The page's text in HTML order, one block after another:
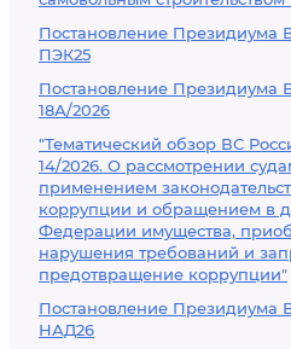
Постановление Президиума
ПЭК25
Постановление Президиума
18А/2026
"Тематический обзор ВС
14/2026. О рассмотрении
применением
коррупции и обращением в
Федерации имущества,
нарушения требований и
предотвращение коррупции"
Постановление Президиума
НАД26